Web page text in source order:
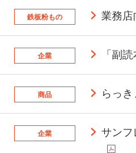
鉄板粉もの 業務店
企業 「副
商品 らっ
企業 サンフ